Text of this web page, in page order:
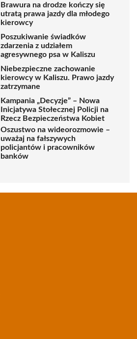
Brawura na drodze kończy się
utratą prawa jazdy dla młodego
kierowcy
Poszukiwanie świadków
zdarzenia z udziałem
agresywnego psa w Kaliszu
Niebezpieczne zachowanie
kierowcy w Kaliszu. Prawo jazdy
zatrzymane
Kampania „Decyzje” – Nowa
Inicjatywa Stołecznej Policji na
Rzecz Bezpieczeństwa Kobiet
Oszustwo na wideorozmowie –
uważaj na fałszywych
policjantów i pracowników
banków